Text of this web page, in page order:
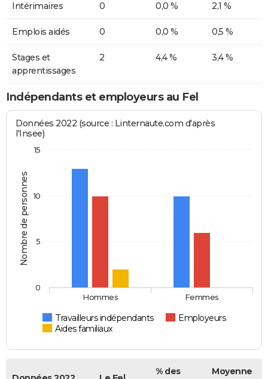
Intérimaires 0 0,0 % 2,1 %
Emplois aidés 0 0,0 % 0,5 %
Stages et
apprentissages
2 4,4 % 3,4 %
Indépendants et employeurs au Fel
Nombre de personnes
Données 2022 (source : Linternaute.com d'après
l'Insee)
Travailleurs indépendants
Employeurs
Aides familiaux
Hommes Femmes
0
5
10
15
% des
Moyenne